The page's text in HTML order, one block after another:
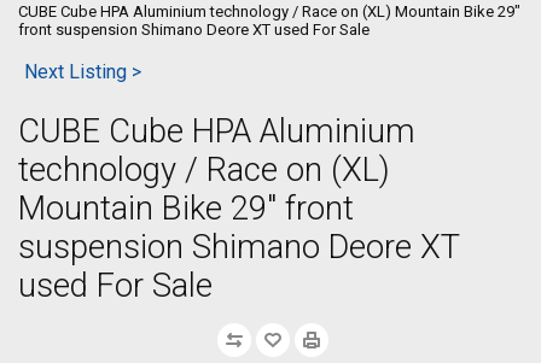
CUBE Cube HPA Aluminium technology / Race on (XL) Mountain Bike 29"
front suspension Shimano Deore XT used For Sale
Next Listing >
CUBE Cube HPA Aluminium
technology / Race on (XL)
Mountain Bike 29" front
suspension Shimano Deore XT
used For Sale